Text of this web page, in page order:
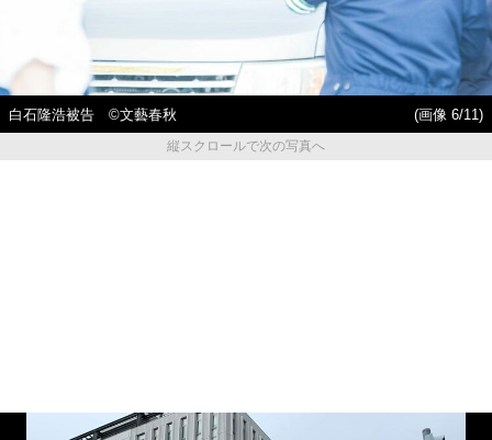
白石隆浩被告 ©文藝春秋
(画像 6/11)
縦スクロールで次の写真へ